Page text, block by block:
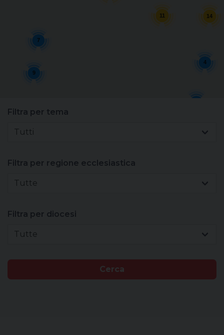
Scuola
Carità
14
11
4
9
7
Filtra per tema
Tutti
Filtra per regione ecclesiastica
Tutte
Filtra per diocesi
Tutte
Cerca